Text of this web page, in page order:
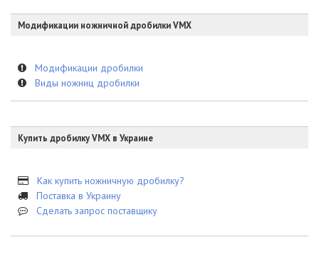
Модификации ножничной дробилки VMX
Модификации дробилки
Виды ножниц дробилки
Купить дробилку VMX в Украине
Как купить ножничную дробилку?
Поставка в Украину
Сделать запрос поставщику